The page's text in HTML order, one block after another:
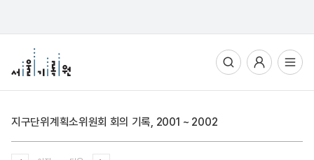
전체메뉴열기
지구단위계획소위원회 회의 기록, 2001 ~ 2002